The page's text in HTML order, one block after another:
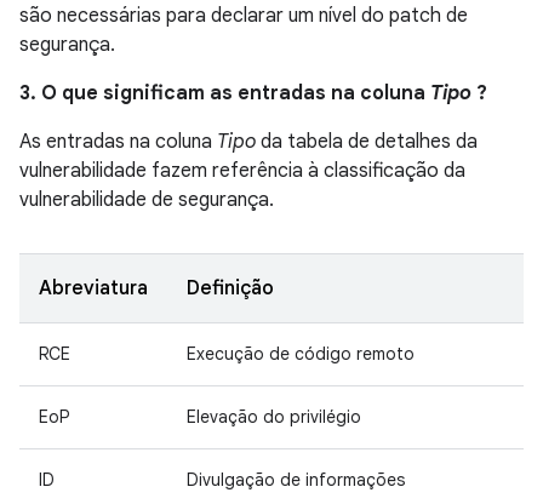
são necessárias para declarar um nível do patch de
segurança.
3. O que significam as entradas na coluna Tipo ?
As entradas na coluna Tipo da tabela de detalhes da
vulnerabilidade fazem referência à classificação da
vulnerabilidade de segurança.
Abreviatura Definição
RCE Execução de código remoto
EoP Elevação do privilégio
ID Divulgação de informações